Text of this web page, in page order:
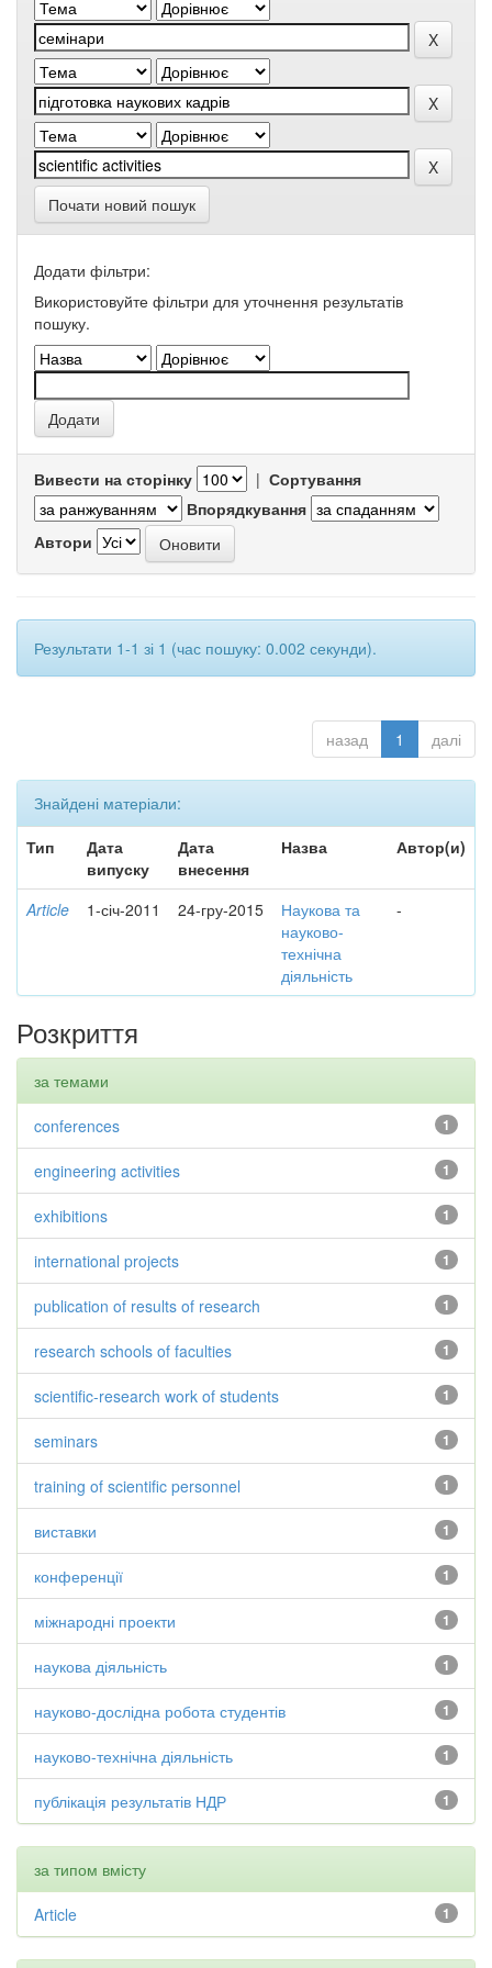
Почати новий пошук
Додати фільтри:
Використовуйте фільтри для уточнення результатів
пошуку.
Вивести на сторінку | Сортування
Впорядкування
Автори
Результати 1-1 зі 1 (час пошуку: 0.002 секунди).
назад 1 далі
Знайдені матеріали:
Тип
Дата
випуску
Дата
внесення
Назва Автор(и)
Article 1-січ-2011 24-гру-2015
Наукова та
науково-
технічна
діяльність
-
Розкриття
за темами
1
conferences
1
engineering activities
1
exhibitions
1
international projects
1
publication of results of research
1
research schools of faculties
1
scientific-research work of students
1
seminars
1
training of scientific personnel
1
виставки
1
конференції
1
міжнародні проекти
1
наукова діяльність
1
науково-дослідна робота студентів
1
науково-технічна діяльність
1
публікація результатів НДР
за типом вмісту
1
Article